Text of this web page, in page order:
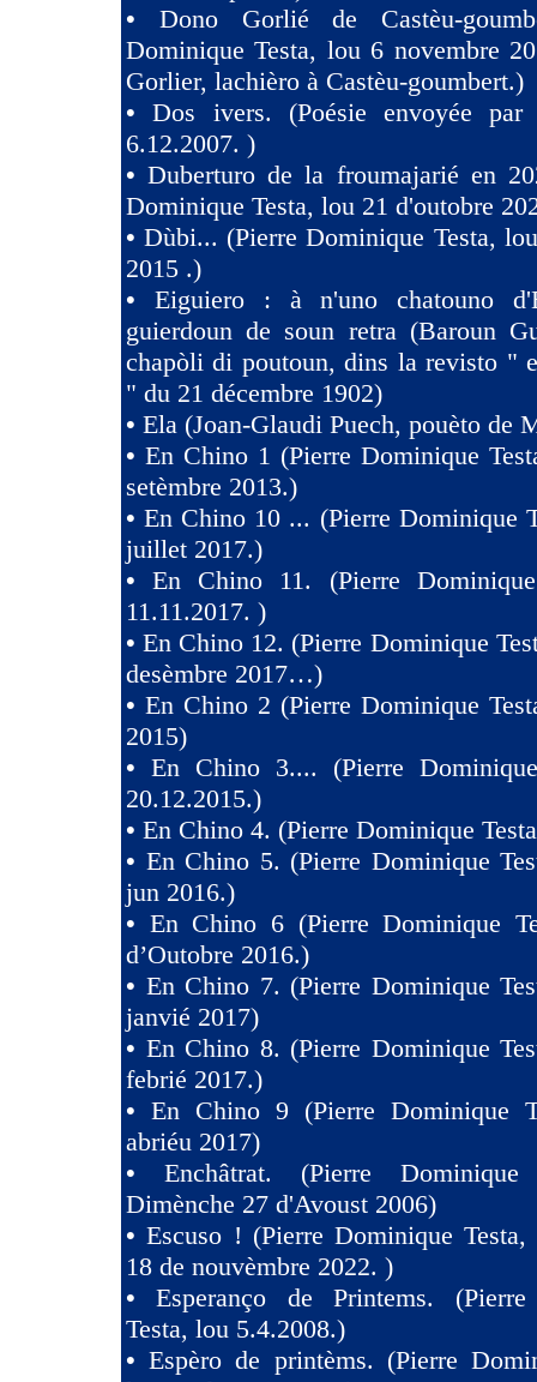
• Dono Gorlié de Castèu-
Dominique Testa, lou 6 novembre
Gorlier, lachièro à Castèu-goumbert.)
•Dos ivers. (Poésie envoyée
6.12.2007. )
•Duberturo de la froumajarié en
Dominique Testa, lou 21 d'outobre
•Dùbi... (Pierre Dominique Testa,
2015 .)
• Eiguiero : à n'uno chatouno
guierdoun de soun retra (Baroun
chapòli di poutoun, dins la revisto "
" du 21 décembre 1902)
• Ela (Joan-Glaudi Puech, pouèto de
• En Chino 1 (Pierre Dominique
setèmbre 2013.)
•En Chino 10 ... (Pierre Dominique
juillet 2017.)
•En Chino 11. (Pierre
11.11.2017. )
•En Chino 12. (Pierre Dominique
desèmbre 2017…)
• En Chino 2 (Pierre Dominique
2015)
• En Chino 3.... (Pierre
20.12.2015.)
• En Chino 4. (Pierre Dominique
• En Chino 5. (Pierre Dominique
jun 2016.)
• En Chino 6 (Pierre Dominique
d’Outobre 2016.)
• En Chino 7. (Pierre Dominique
janvié 2017)
• En Chino 8. (Pierre Dominique
febrié 2017.)
• En Chino 9 (Pierre Dominique
abriéu 2017)
• Enchâtrat. (Pierre
Dimènche 27 d'Avoust 2006)
•Escuso ! (Pierre Dominique
18 de nouvèmbre 2022. )
•Esperanço de Printems.
Testa, lou 5.4.2008.)
•Espèro de printèms. (Pierre